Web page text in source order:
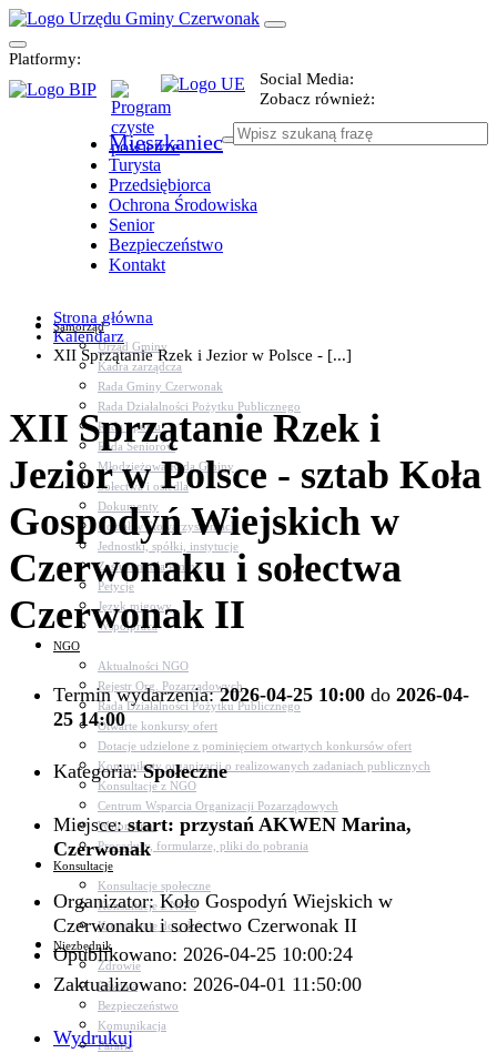
Platformy:
Social Media:
Zobacz również:
Mieszkaniec
Turysta
Przedsiębiorca
Ochrona Środowiska
Senior
Bezpieczeństwo
Kontakt
Samorząd
Urząd Gminy
Kadra zarządcza
Rada Gminy Czerwonak
Rada Działalności Pożytku Publicznego
Rada Sportu
Rada Seniorów
Młodzieżowa Rada Gminy
Sołectwa i osiedla
Dokumenty
Udział w Stowarzyszeniach
Jednostki, spółki, instytucje
Zasłużeni dla gminy
Petycje
Język migowy
Współpraca
NGO
Aktualności NGO
Rejestr Org. Pozarządowych
Rada Działalności Pożytku Publicznego
Otwarte konkursy ofert
Dotacje udzielone z pominięciem otwartych konkursów ofert
Komunikaty organizacji o realizowanych zadaniach publicznych
Konsultacje z NGO
Centrum Wsparcia Organizacji Pozarządowych
Wolontariat
Procedury, formularze, pliki do pobrania
Konsultacje
Konsultacje społeczne
Konsultacje z NGO
Konsultacje dot. dróg
Niezbędnik
Zdrowie
Oświata
Bezpieczeństwo
Komunikacja
Parafie
Strona główna
Kalendarz
XII Sprzątanie Rzek i Jezior w Polsce - [...]
XII Sprzątanie Rzek i
Jezior w Polsce - sztab Koła
Gospodyń Wiejskich w
Czerwonaku i sołectwa
Czerwonak II
Termin wydarzenia:2026-04-25 10:00 do 2026-04-
25 14:00
Kategoria:Społeczne
Miejsce:start: przystań AKWEN Marina,
Czerwonak
Organizator: Koło Gospodyń Wiejskich w
Czerwonaku i sołectwo Czerwonak II
Opublikowano: 2026-04-25 10:00:24
Zaktualizowano: 2026-04-01 11:50:00
Wydrukuj